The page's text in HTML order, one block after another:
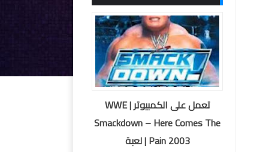
تعمل على الكمبيوتر | WWE
Smackdown – Here Comes The
Pain 2003 | لعبة